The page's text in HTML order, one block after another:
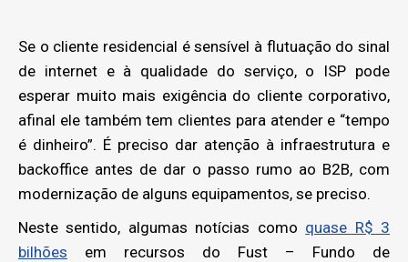
Se o cliente residencial é sensível à flutuação do sinal
de internet e à qualidade do serviço, o ISP pode
esperar muito mais exigência do cliente corporativo,
afinal ele também tem clientes para atender e “tempo
é dinheiro”. É preciso dar atenção à infraestrutura e
backoffice antes de dar o passo rumo ao B2B, com
modernização de alguns equipamentos, se preciso.
Neste sentido, algumas notícias como quase R$ 3
bilhões em recursos do Fust – Fundo de